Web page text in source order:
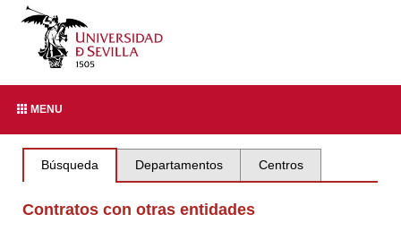
MENU
Búsqueda Departamentos Centros
Contratos con otras entidades